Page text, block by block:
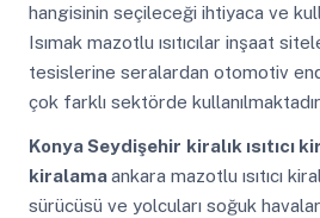
hangisinin seçileceği ihtiyaca ve
Isımak mazotlu ısıtıcılar inşaat
tesislerine seralardan otomotiv
çok farklı sektörde
Konya Seydişehir kiralık ısıtıcı
kiralamaankara mazotlu ısıtıcı
sürücüsü ve yolcuları soğuk